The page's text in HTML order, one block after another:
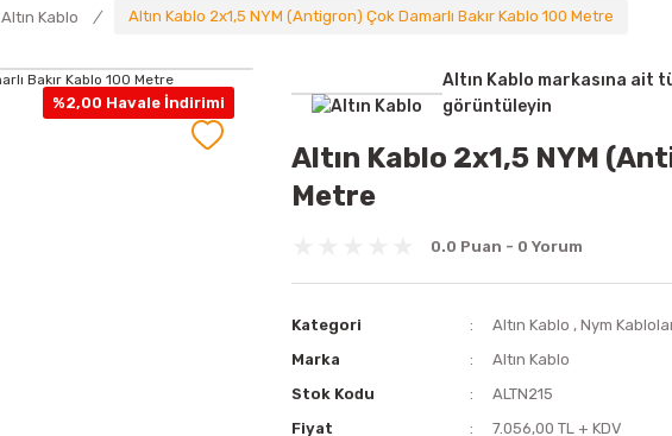
Altın Kablo Altın Kablo 2x1,5 NYM (Antigron) Çok Damarlı Bakır Kablo 100 Metre
%2,00 Havale İndirimi
Altın Kablo markasına ait
görüntüleyin
Altın Kablo 2x1,5 NYM
Metre
0.0 Puan - 0 Yorum
Kategori Altın Kablo ,Nym
Marka
Altın Kablo
Stok Kodu
ALTN215
Fiyat
7.056,00 TL + KDV